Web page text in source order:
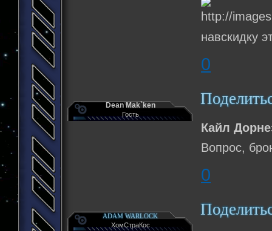
навскидку
0
Dean Mak`ken
Гость
Кайл
Вопрос,
0
ADAM WARLOCK
ХомСтраКос